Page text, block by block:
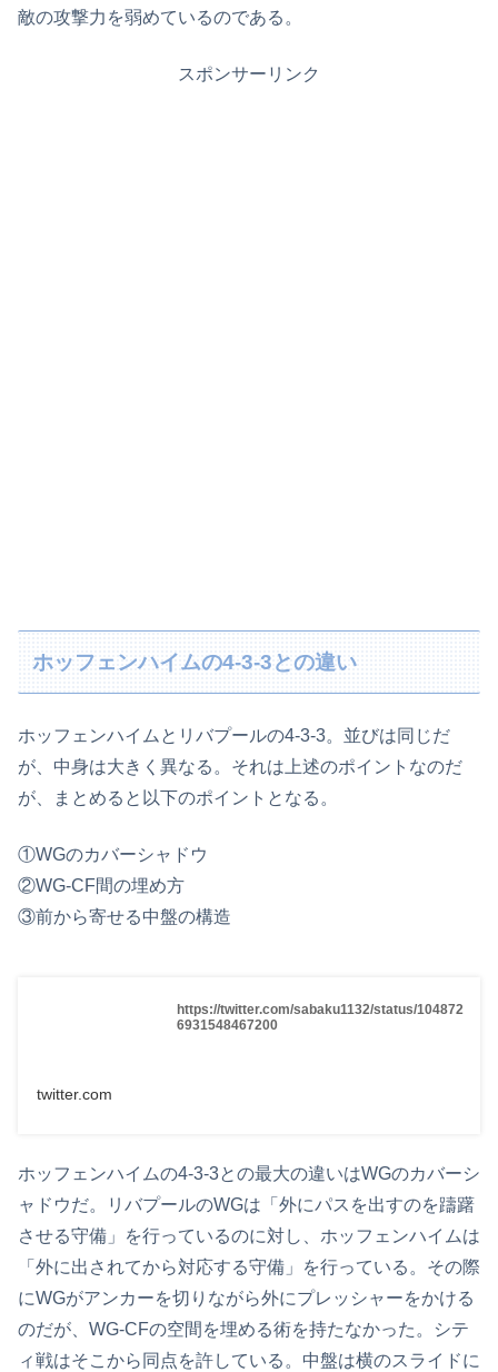
敵の攻撃力を弱めているのである。
スポンサーリンク
ホッフェンハイムの4-3-3との違い
ホッフェンハイムとリバプールの4-3-3。並びは同じだ
が、中身は大きく異なる。それは上述のポイントなのだ
が、まとめると以下のポイントとなる。
①WGのカバーシャドウ
②WG-CF間の埋め方
③前から寄せる中盤の構造
https://twitter.com/sabaku1132/status/104872
6931548467200
twitter.com
ホッフェンハイムの4-3-3との最大の違いはWGのカバーシ
ャドウだ。リバプールのWGは「外にパスを出すのを躊躇
させる守備」を行っているのに対し、ホッフェンハイムは
「外に出されてから対応する守備」を行っている。その際
にWGがアンカーを切りながら外にプレッシャーをかける
のだが、WG-CFの空間を埋める術を持たなかった。シテ
ィ戦はそこから同点を許している。中盤は横のスライドに